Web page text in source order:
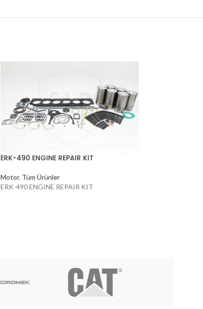
ERK-490 ENGINE REPAIR KIT
Motor, Tüm Ürünler
ERK-490 ENGINE REPAIR KIT